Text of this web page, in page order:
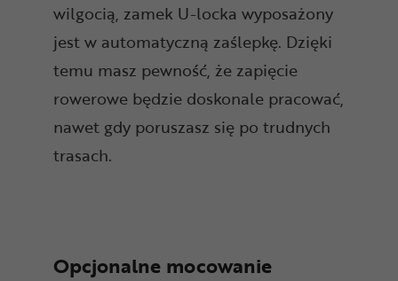
wilgocią, zamek U-locka wyposażony
jest w automatyczną zaślepkę. Dzięki
temu masz pewność, że zapięcie
rowerowe będzie doskonale pracować,
nawet gdy poruszasz się po trudnych
trasach.
Opcjonalne mocowanie